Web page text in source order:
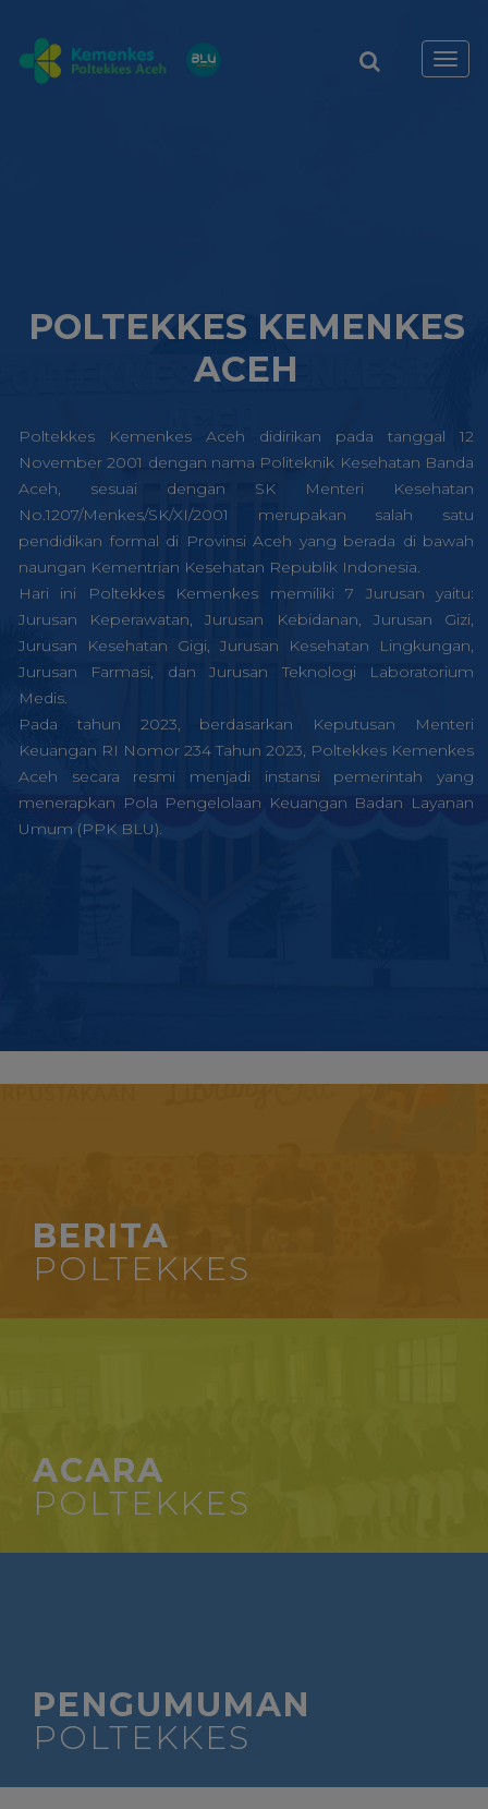
POLTEKKES KEMENKES
ACEH
Poltekkes Kemenkes Aceh didirikan pada tanggal 12
November 2001 dengan nama Politeknik Kesehatan Banda
Aceh, sesuai dengan SK Menteri Kesehatan
No.1207/Menkes/SK/XI/2001 merupakan salah satu
pendidikan formal di Provinsi Aceh yang berada di bawah
naungan Kementrian Kesehatan Republik Indonesia.
Hari ini Poltekkes Kemenkes memiliki 7 Jurusan yaitu:
Jurusan Keperawatan, Jurusan Kebidanan, Jurusan Gizi,
Jurusan Kesehatan Gigi, Jurusan Kesehatan Lingkungan,
Jurusan Farmasi, dan Jurusan Teknologi Laboratorium
Medis.
Pada tahun 2023, berdasarkan Keputusan Menteri
Keuangan RI Nomor 234 Tahun 2023, Poltekkes Kemenkes
Aceh secara resmi menjadi instansi pemerintah yang
menerapkan Pola Pengelolaan Keuangan Badan Layanan
Umum (PPK BLU).
BERITA
POLTEKKES
ACARA
POLTEKKES
PENGUMUMAN
POLTEKKES